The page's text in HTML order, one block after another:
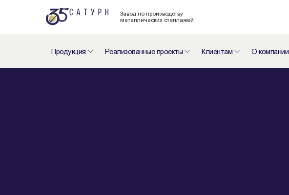
Завод по производству
металлических стеллажей
Продукция Реализованные проекты Клиентам О компании